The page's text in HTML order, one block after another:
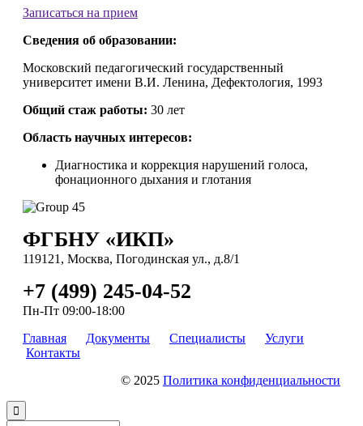
Записаться на прием
Сведения об образовании:
Московский педагогический государственный
университет имени В.И. Ленина, Дефектология, 1993
Общий стаж работы: 30 лет
Область научных интересов:
Диагностика и коррекция нарушений голоса,
фонационного дыхания и глотания
ФГБНУ «ИКП»
119121, Москва, Погодинская ул., д.8/1
+7 (499) 245-04-52
Пн-Пт 09:00-18:00
Главная
Документы Специалисты
Услуги
Контакты
© 2025 Политика конфиденциальности
